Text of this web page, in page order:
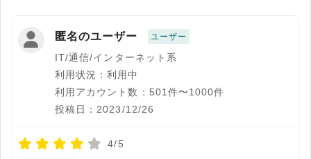
匿名のユーザー ユーザー
IT/通信/インターネット系
利用状況：利用中
利用アカウント数：501件〜1000件
投稿日：2023/12/26
4/5